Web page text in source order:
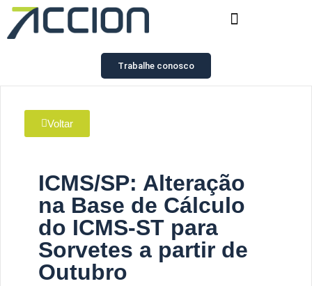
Trabalhe conosco
Voltar
ICMS/SP: Alteração
na Base de Cálculo
do ICMS-ST para
Sorvetes a partir de
Outubro